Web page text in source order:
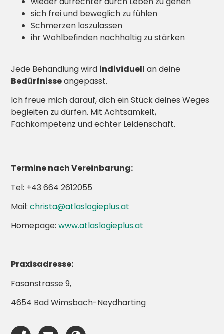
sich frei und beweglich zu fühlen
Schmerzen loszulassen
ihr Wohlbefinden nachhaltig zu stärken
Jede Behandlung wird individuell an deine
Bedürfnisseangepasst.
Ich freue mich darauf, dich ein Stück deines Weges
begleiten zu dürfen. Mit Achtsamkeit,
Fachkompetenz und echter Leidenschaft.
Termine nach Vereinbarung:
Tel: +43 664 2612055
Mail:christa@atlaslogieplus.at
Homepage:www.atlaslogieplus.at
Praxisadresse:
Fasanstrasse 9,
4654 Bad Wimsbach-Neydharting